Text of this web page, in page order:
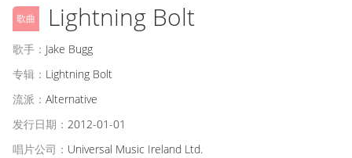
歌曲 Lightning Bolt
歌手： Jake Bugg
专辑： Lightning Bolt
流派： Alternative
发行日期： 2012-01-01
唱片公司： Universal Music Ireland Ltd.